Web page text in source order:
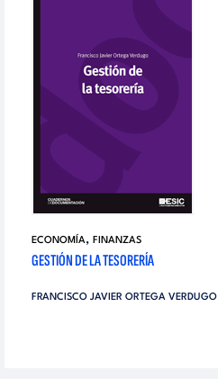
ECONOMÍA, FINANZAS
GESTIÓN DE LA TESORERÍA
FRANCISCO JAVIER ORTEGA VERDUGO